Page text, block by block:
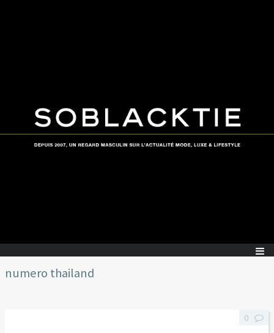
numero thailand
0